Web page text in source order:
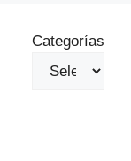
Categorías